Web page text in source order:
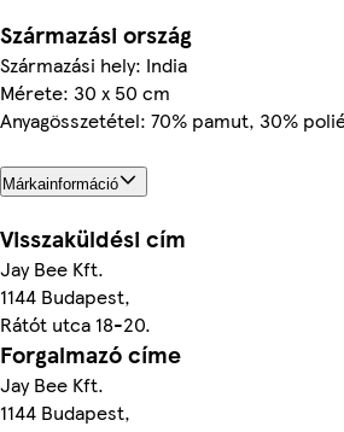
Származási ország
Származási hely: India
Mérete: 30 x 50 cm
Anyagösszetétel: 70% pamut, 30%
Márkainformáció
Visszaküldési cím
Jay Bee Kft.
1144 Budapest,
Rátót utca 18-20.
Forgalmazó címe
Jay Bee Kft.
1144 Budapest,